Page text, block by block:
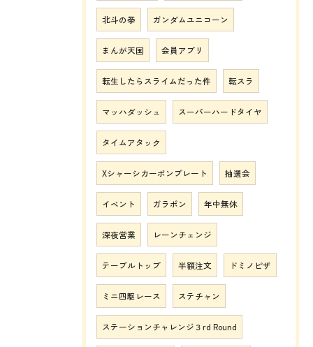
北斗の拳 ガンダムユニコーン
まんが天国 会員アプリ
転生したらスライムだった件 転スラ
マッハダッシュ スーパーハードタイヤ
タイムアタック
Xシャーシカーボンプレート 抽選会
イベント ガラポン 年中無休
深夜営業 レーンチェンジ
テーブルトップ 半額注文 ドミノピザ
ミニ四駆レース ステチャン
ステーションチャレンジ３rd Round